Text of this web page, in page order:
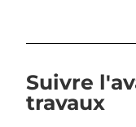
Suivre
travaux